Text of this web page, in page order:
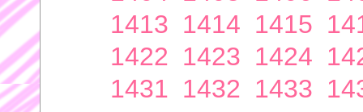
1413 1414 1415
1422 1423 1424
1431 1432 1433